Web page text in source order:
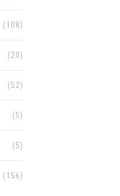
(108)
(20)
(52)
(5)
(5)
(156)